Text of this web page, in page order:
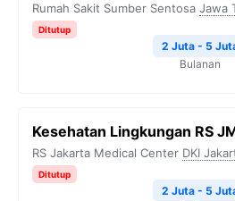
Rumah Sakit Sumber Sentosa Jawa
Ditutup
2 Juta - 5
Bulanan
Kesehatan Lingkungan RS
RS Jakarta Medical Center DKI
Ditutup
2 Juta - 5